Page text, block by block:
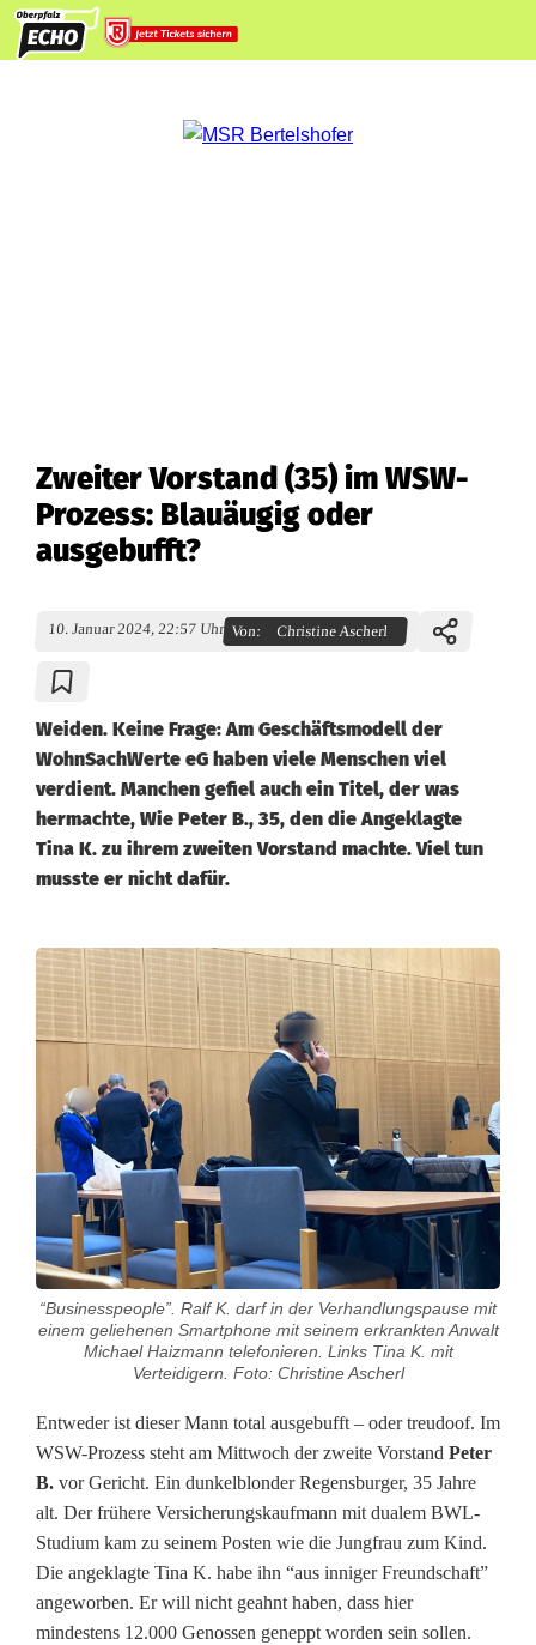
Zweiter Vorstand (35) im WSW-
Prozess: Blauäugig oder
ausgebufft?
10. Januar 2024, 22:57 Uhr Von: Christine Ascherl
Weiden. Keine Frage: Am Geschäftsmodell der
WohnSachWerte eG haben viele Menschen viel
verdient. Manchen gefiel auch ein Titel, der was
hermachte, Wie Peter B., 35, den die Angeklagte
Tina K. zu ihrem zweiten Vorstand machte. Viel tun
musste er nicht dafür.
Z
w
t
r
V
o
s
t
a
n
d
“Businesspeople”. Ralf K. darf in der Verhandlungspause mit
einem geliehenen Smartphone mit seinem erkrankten Anwalt
Michael Haizmann telefonieren. Links Tina K. mit
Verteidigern. Foto: Christine Ascherl
Entweder ist dieser Mann total ausgebufft – oder treudoof. Im
WSW-Prozess steht am Mittwoch der zweite Vorstand Peter
B. vor Gericht. Ein dunkelblonder Regensburger, 35 Jahre
alt. Der frühere Versicherungskaufmann mit dualem BWL-
Studium kam zu seinem Posten wie die Jungfrau zum Kind.
Die angeklagte Tina K. habe ihn “aus inniger Freundschaft”
angeworben. Er will nicht geahnt haben, dass hier
mindestens 12.000 Genossen geneppt worden sein sollen.